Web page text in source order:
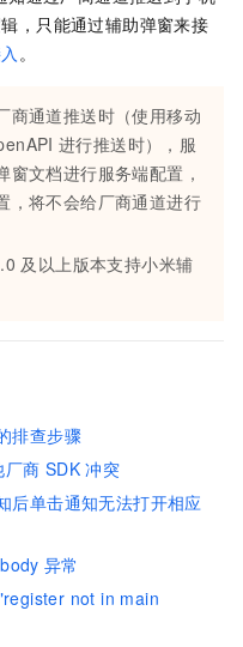
，只能通过辅助弹窗来接
。
商通道推送时（使用移动
进行推送时），服
窗文档进行服务端配置，
，将不会给厂商通道进行
及以上版本支持小米辅
排查步骤
厂商 SDK 冲突
后单击通知无法打开相应
body 异常
not in main